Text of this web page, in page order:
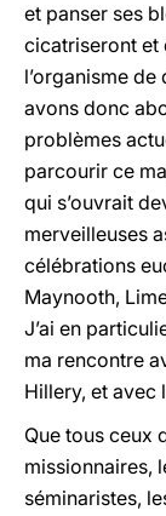
et panser ses
cicatriseront et
l’organisme
avons donc
problèmes
parcourir ce
qui s’ouvrait
merveilleuses
célébrations
Maynooth,
J’ai en
ma rencontre
Hillery, et avec
Que tous ceux
missionnaires,
séminaristes,